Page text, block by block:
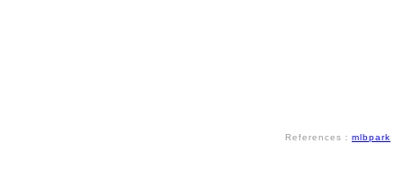
References： mlbpark